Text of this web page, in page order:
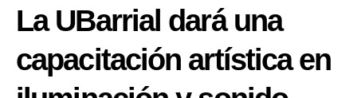
La UBarrial dará una
capacitación artística en